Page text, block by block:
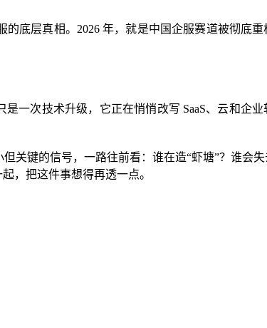
底层真相。2026 年，就是中国企服赛道被彻底
一次技术升级，它正在悄悄改写 SaaS、云和企业
关键的信号，一路往前看：谁在造“虾塘”？谁会失
，把这件事想得再透一点。